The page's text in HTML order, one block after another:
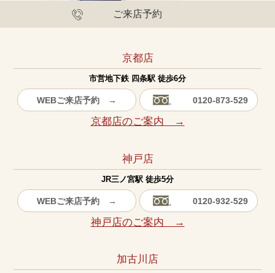
ご来店予約
京都店
市営地下鉄 四条駅 徒歩6分
WEBご来店予約 → 0120-873-529
京都店のご案内 →
神戸店
JR三ノ宮駅 徒歩5分
WEBご来店予約 → 0120-932-529
神戸店のご案内 →
加古川店